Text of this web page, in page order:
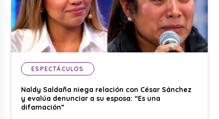
ESPECTÁCULOS
Naldy Saldaña niega relación con César Sánchez
y evalúa denunciar a su esposa: “Es una
difamación”